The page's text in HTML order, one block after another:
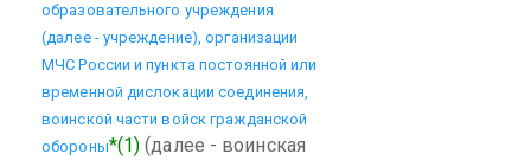
образовательного учреждения
(далее - учреждение), организации
МЧС России и пункта постоянной или
временной дислокации соединения,
воинской части войск гражданской
обороны*(1) (далее - воинская